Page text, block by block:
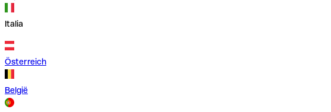
Italia
Österreich
België